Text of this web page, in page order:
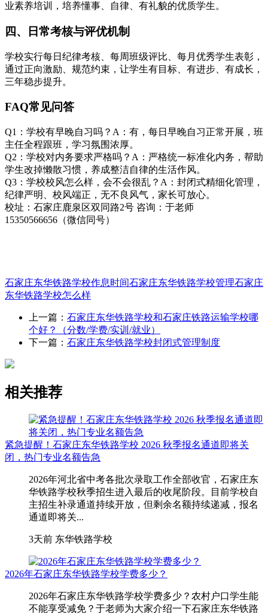
业素养培训，培养懂事、自律、有礼貌的优质学生。
四、日常考核与评优机制
学校实行每日纪律考核、每周班级评比、每月优秀学生表彰，
通过正向激励、规范约束，让学生有目标、有进步、有成长，
三年稳步提升。
FAQ常见问答
Q1：学校有早晚自习吗？A：有，每日早晚自习正常开展，班
主任全程跟班，学习氛围浓厚。
Q2：学校对内务要求严格吗？A：严格统一标准化内务，帮助
学生改掉懒散习惯，养成整洁自律的生活作风。
Q3：学校校风怎么样，会不会很乱？A：封闭式精细化管理，
纪律严明、校风端正，无不良风气，家长可放心。
校址：石家庄鹿泉区双同路2号 咨询：于老师
15350566656（微信同号）
石家庄东华铁路学校作息时间石家庄东华铁路学校管理石家庄
东华铁路学校怎么样
上一篇： 石家庄东华铁路学校和石家庄铁路运输学校哪
个好？（分数/学费/实训/就业）
下一篇： 石家庄东华铁路学校封闭式管理制度
相关推荐
紧急提醒！石家庄东华铁路学校 2026 秋季报名通道即将关
闭，热门专业名额告急
2026年河北省中考各批次录取工作全部收官，石家庄东
华铁路学校秋季招生进入最后的收尾阶段。目前学校自
主招生补录通道持续开放，但剩余名额持续递减，报名
通道即将关...
3天前 东华铁路学校
2026年石家庄东华铁路学校学费多少？
2026年石家庄东华铁路学校学费多少？农村户口学生能
不能享受减免？于老师为大家介绍一下石家庄东华铁路